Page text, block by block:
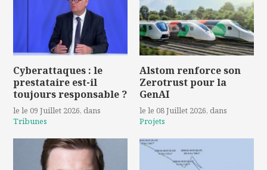
Cyberattaques : le
prestataire est-il
toujours responsable ?
le le 09 Juillet 2026, dans
Tribunes
Alstom renforce son
Zerotrust pour la
GenAI
le le 08 Juillet 2026, dans
Projets